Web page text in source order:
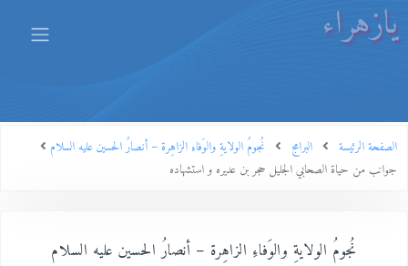
يازهراء
الصفحة الرئيسة البرامج
نُجومُ الولايةِ والوَفاءِ الزاهِرة – أنصارُ الحسين عليه السلام
جوانب من حياة الصحابي الجليل حجر بن عديره و استشهاده
نُجومُ الولايةِ والوَفاءِ الزاهِرة – أنصارُ الحسين عليه السلام